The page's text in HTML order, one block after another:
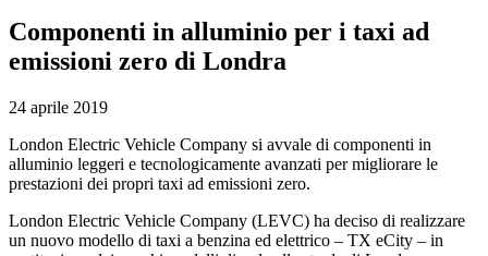
Componenti in alluminio per i taxi ad
emissioni zero di Londra
24 aprile 2019
London Electric Vehicle Company si avvale di componenti in
alluminio leggeri e tecnologicamente avanzati per migliorare le
prestazioni dei propri taxi ad emissioni zero.
London Electric Vehicle Company (LEVC) ha deciso di realizzare
un nuovo modello di taxi a benzina ed elettrico – TX eCity – in